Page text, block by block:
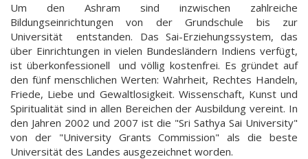
Um den Ashram sind inzwischen zahlreiche
Bildungseinrichtungen von der Grundschule bis zur
Universität entstanden. Das Sai-Erziehungssystem, das
über Einrichtungen in vielen Bundesländern Indiens verfügt,
ist überkonfessionell und völlig kostenfrei. Es gründet auf
den fünf menschlichen Werten: Wahrheit, Rechtes Handeln,
Friede, Liebe und Gewaltlosigkeit. Wissenschaft, Kunst und
Spiritualität sind in allen Bereichen der Ausbildung vereint. In
den Jahren 2002 und 2007 ist die "Sri Sathya Sai University"
von der "University Grants Commission" als die beste
Universität des Landes ausgezeichnet worden.